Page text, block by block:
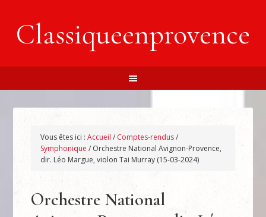
Classiqueenprovence
Vous êtes ici :Accueil / Comptes-rendus/
Symphonique / Orchestre National Avignon-Provence,
dir. Léo Margue, violon Tai Murray (15-03-2024)
Orchestre National